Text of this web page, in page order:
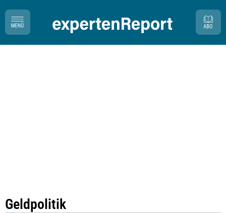
Geldpolitik